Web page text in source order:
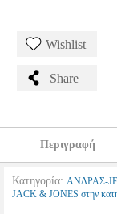
Wishlist
Share
Περιγραφή
Κατηγορία: ΑΝΔΡΑΣ-
JACK & JONES στην